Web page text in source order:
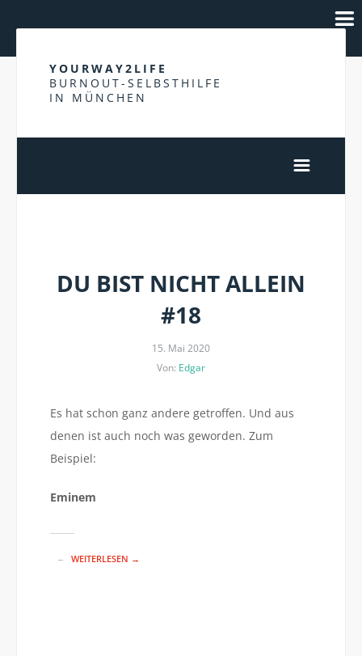
YOURWAY2LIFE
BURNOUT-SELBSTHILFE
IN MÜNCHEN
DU BIST NICHT ALLEIN
#18
15. Mai 2020
Von: Edgar
Es hat schon ganz andere getroffen. Und aus
denen ist auch noch was geworden. Zum
Beispiel:
Eminem
WEITERLESEN →